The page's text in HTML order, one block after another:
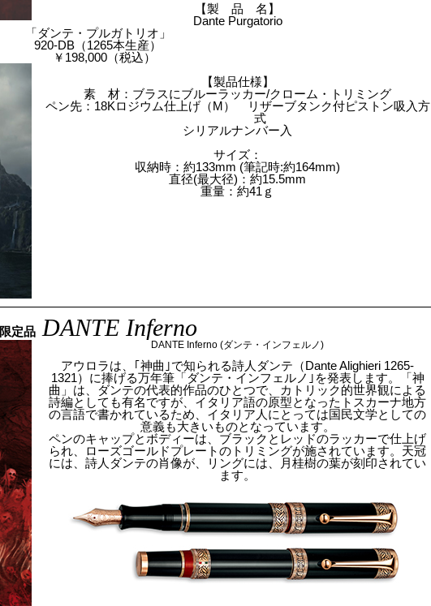
【製 品 名】
Dante Purgatorio
「ダンテ・プルガトリオ」
920-DB（1265本生産）
￥198,000（税込）
【製品仕様】
素 材：ブラスにブルーラッカー/クローム・トリミング
ペン先：18Kロジウム仕上げ（M） リザーブタンク付ピストン吸入方
式
シリアルナンバー入
サイズ：
収納時：約133mm (筆記時:約164mm)
直径(最大径)：約15.5mm
重量：約41ｇ
限定品DANTE Inferno
DANTE Inferno (ダンテ・インフェルノ)
アウロラは、｢神曲｣で知られる詩人ダンテ（Dante Alighieri 1265-
1321）に捧げる万年筆「ダンテ・インフェルノ｣を発表します。「神
曲」は、ダンテの代表的作品のひとつで、カトリック的世界観による
詩編としても有名ですが、イタリア語の原型となったトスカーナ地方
の言語で書かれているため、イタリア人にとっては国民文学としての
意義も大きいものとなっています。
ペンのキャップとボディーは、ブラックとレッドのラッカーで仕上げ
られ、ローズゴールドプレートのトリミングが施されています。天冠
には、詩人ダンテの肖像が、リングには、月桂樹の葉が刻印されてい
ます。